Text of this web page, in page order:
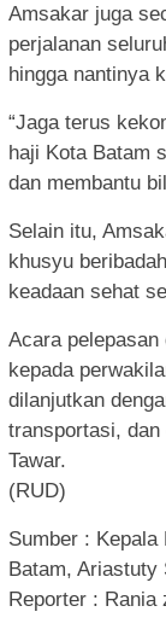
Amsakar juga
perjalanan
hingga nantinya
“Jaga terus
haji Kota Batam
dan membantu
Selain itu,
khusyu
keadaan sehat
Acara pelepasan
kepada
dilanjutkan
transportasi, dan
Tawar.
(RUD)
Sumber :
Batam, Ariastuty
Reporter : Rania